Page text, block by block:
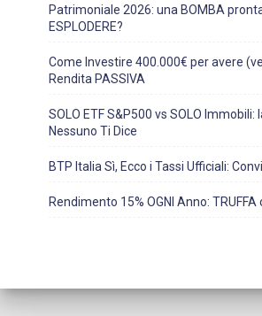
Patrimoniale 2026: una BOMBA
ESPLODERE?
Come Investire 400.000€ per avere
Rendita PASSIVA
SOLO ETF S&P500 vs SOLO Immobili:
Nessuno Ti Dice
BTP Italia Sì, Ecco i Tassi Ufficiali:
Rendimento 15% OGNI Anno: TRUFFA